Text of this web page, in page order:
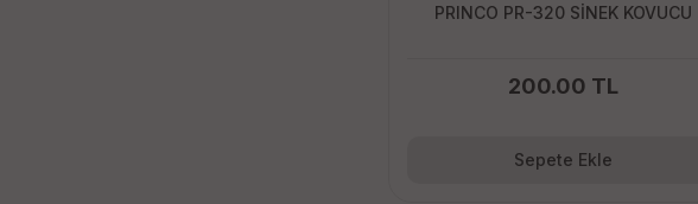
PRINCO PR-320 SİNEK KOVUCU
200.00 TL
Sepete Ekle